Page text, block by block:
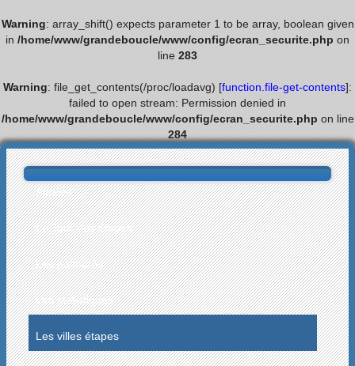
Warning: array_shift() expects parameter 1 to be array, boolean given
in /home/www/grandeboucle/www/config/ecran_securite.php on
line 283
Warning: file_get_contents(/proc/loadavg) [function.file-get-contents]:
failed to open stream: Permission denied in
/home/www/grandeboucle/www/config/ecran_securite.php on line
284
Accueil
Le Tour des étapes
Les palmarès
Les statistiques
Les villes étapes